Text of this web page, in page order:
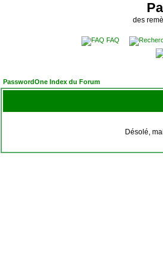
des
FAQ
PasswordOne Index du Forum
Désolé,